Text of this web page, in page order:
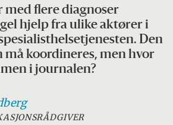
med flere diagnoser
hjelp fra ulike aktører i
Den
må koordineres, men hvor
i journalen?